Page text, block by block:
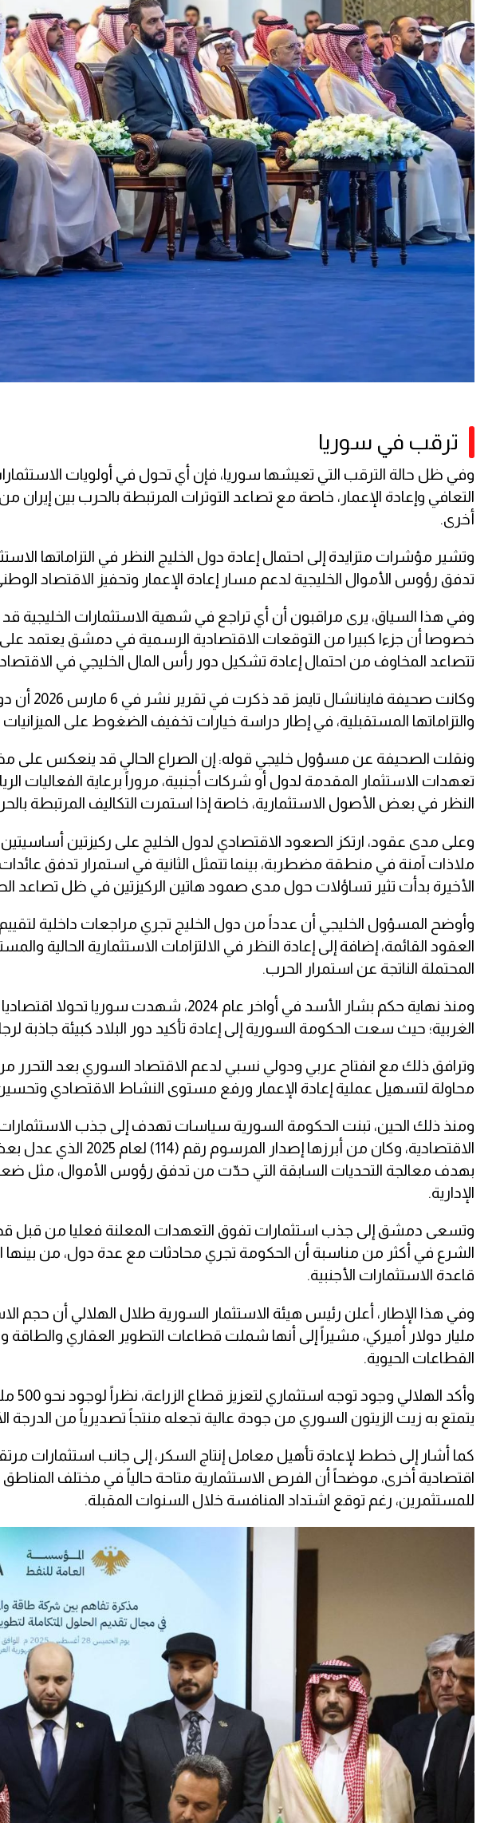
ترقب في سوريا
وفي ظل حالة الترقب التي تعيشها سوريا، فإن أي تحول في أولويات
التعافي وإعادة الإعمار، خاصة مع تصاعد التوترات المرتبطة بالحرب بين
أخرى.
وتشير مؤشرات متزايدة إلى احتمال إعادة دول الخليج النظر في التزاماتها
تدفق رؤوس الأموال الخليجية لدعم مسار إعادة الإعمار وتحفيز الاقتصاد
وفي هذا السياق، يرى مراقبون أن أي تراجع في شهية الاستثمارات الخليجية
خصوصا أن جزءا كبيرا من التوقعات الاقتصادية الرسمية في دمشق يعتمد على
تتصاعد المخاوف من احتمال إعادة تشكيل دور رأس المال الخليجي في الاقتصاد
وكانت
والتزاماتها المستقبلية، في إطار دراسة خيارات تخفيف الضغوط على
ونقلت الصحيفة عن مسؤول خليجي قوله: إن الصراع الحالي قد ينعكس على
تعهدات الاستثمار المقدمة لدول أو شركات أجنبية، مروراً برعاية الفعاليات
النظر في بعض الأصول الاستثمارية، خاصة إذا استمرت التكاليف المرتبطة
وعلى مدى عقود، ارتكز الصعود الاقتصادي لدول الخليج على ركيزتين
ملاذات آمنة في منطقة مضطربة، بينما تتمثل الثانية في استمرار تدفق
الأخيرة بدأت تثير تساؤلات حول مدى صمود هاتين الركيزتين في ظل تصاعد
وأوضح المسؤول الخليجي أن عدداً من دول الخليج تجري مراجعات داخلية
العقود القائمة، إضافة إلى إعادة النظر في الالتزامات الاستثمارية الحالية
المحتملة الناتجة عن استمرار الحرب.
ومنذ نهاية حكم بشار الأسد في أواخر عام 2024،
الغربية؛ حيث سعت الحكومة السورية إلى إعادة تأكيد دور البلاد كبيئة جاذبة
وترافق ذلك مع انفتاح عربي ودولي نسبي لدعم الاقتصاد السوري بعد التحرر
محاولة لتسهيل عملية إعادة الإعمار ورفع مستوى النشاط الاقتصادي وتحسين
ومنذ ذلك الحين، تبنت الحكومة السورية سياسات تهدف إلى جذب
بهدف معالجة التحديات السابقة التي حدّت من تدفق رؤوس الأموال، مثل ضعف
الإدارية.
وتسعى دمشق إلى جذب استثمارات تفوق التعهدات المعلنة فعليا من قبل
الشرع في أكثر من مناسبة أن الحكومة تجري محادثات مع عدة دول، من بينها
قاعدة الاستثمارات الأجنبية.
مليار دولار أميركي، مشيراً إلى أنها شملت قطاعات التطوير العقاري والطاقة
القطاعات الحيوية.
وأكد
يتمتع به زيت الزيتون السوري من جودة عالية تجعله منتجاً تصديرياً من الدرجة
كما أشار إلى خطط لإعادة تأهيل معامل إنتاج السكر، إلى جانب استثمارات
اقتصادية أخرى، موضحاً أن الفرص الاستثمارية متاحة حالياً في مختلف
للمستثمرين، رغم توقع اشتداد المنافسة خلال السنوات المقبلة.